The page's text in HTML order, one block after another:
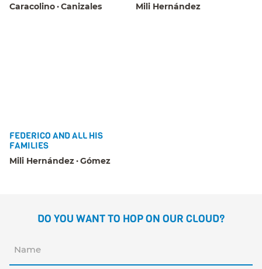
Caracolino Canizales Mili Hernández
FEDERICO AND ALL HIS
FAMILIES
Mili Hernández Gómez
DO YOU WANT TO HOP ON OUR CLOUD?